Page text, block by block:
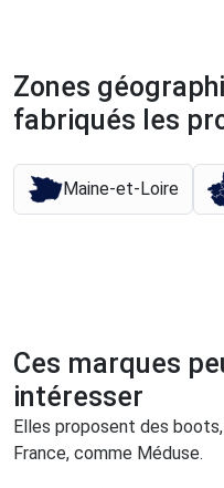
Zones
fabriqués les
Maine-et-Loire
Ces marques
intéresser
Elles proposent des
France, comme Méduse.